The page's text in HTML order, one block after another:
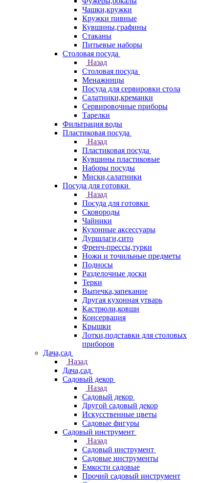
Чашки,кружки
Кружки пивные
Кувшины,графины
Стаканы
Питьевые наборы
Столовая посуда
Назад
Столовая посуда
Менажницы
Посуда для сервировки стола
Салатники,креманки
Сервировочные приборы
Тарелки
Фильтрация воды
Пластиковая посуда
Назад
Пластиковая посуда
Кувшины пластиковые
Наборы посуды
Миски,салатники
Посуда для готовки
Назад
Посуда для готовки
Сковороды
Чайники
Кухонные аксессуары
Дуршлаги,сито
Френч-прессы,турки
Ножи и точильные предметы
Подносы
Разделочные доски
Терки
Выпечка,запекание
Другая кухонная утварь
Кастрюли,ковши
Консервация
Крышки
Лотки,подставки для столовых
приборов
Дача,сад
Назад
Дача,сад
Садовый декор
Назад
Садовый декор
Другой садовый декор
Искусственные цветы
Садовые фигуры
Садовый инструмент
Назад
Садовый инструмент
Садовые инструменты
Емкости садовые
Прочий садовый инструмент